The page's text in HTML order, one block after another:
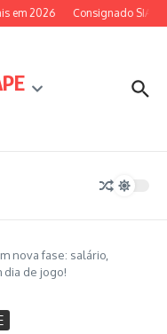
em 2026 Consignado
nova fase: salário,
dia de jogo!